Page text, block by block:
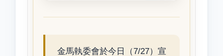
金馬執委會於今日（7/27）宣